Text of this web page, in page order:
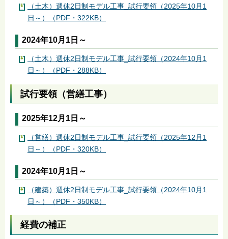
（土木）週休2日制モデル工事_試行要領（2025年10月1
日～）（PDF・322KB）
2024年10月1日～
（土木）週休2日制モデル工事_試行要領（2024年10月1
日～）（PDF・288KB）
試行要領（営繕工事）
2025年12月1日～
（営繕）週休2日制モデル工事_試行要領（2025年12月1
日～）（PDF・320KB）
2024年10月1日～
（建築）週休2日制モデル工事_試行要領（2024年10月1
日～）（PDF・350KB）
経費の補正